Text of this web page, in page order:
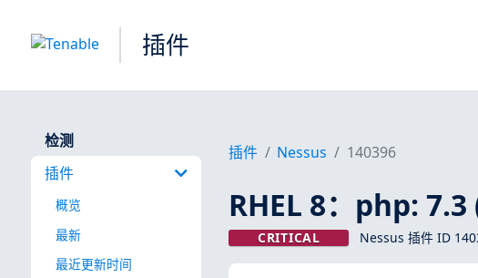
插件
检测
插件
概览
最新
最近更新时间
插件 Nessus 140396
RHEL 8：php: 7.3
CRITICAL Nessus 插件 ID